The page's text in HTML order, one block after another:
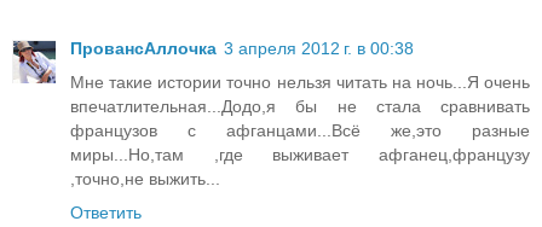
ПровансАллочка 3 апреля 2012 г. в 00:38
Мне такие истории точно нельзя читать на ночь...Я очень
впечатлительная...Додо,я бы не стала сравнивать
французов с афганцами...Всё же,это разные
миры...Но,там ,где выживает афганец,французу
,точно,не выжить...
Ответить